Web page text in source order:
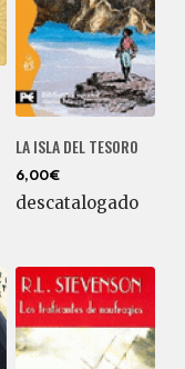
LA ISLA DEL TESORO
6,00€
descatalogado